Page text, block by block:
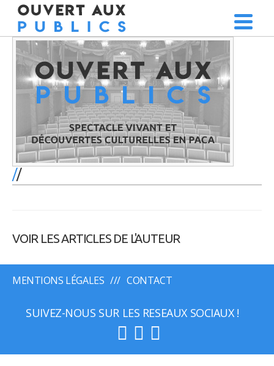
/
VOIR LES ARTICLES DE L'AUTEUR
MENTIONS LÉGALES CONTACT
SUIVEZ-NOUS SUR LES RESEAUX SOCIAUX !